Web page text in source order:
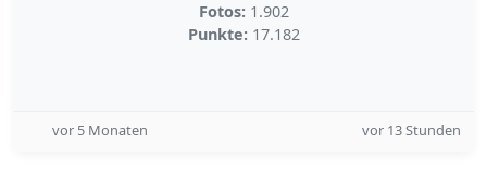
Fotos: 1.902
Punkte: 17.182
vor 5 Monaten vor 13 Stunden